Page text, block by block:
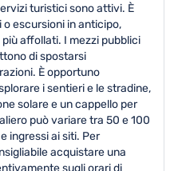
turistici sono attivi. È
escursioni in anticipo,
affollati. I mezzi pubblici
di spostarsi
È opportuno
i sentieri e le stradine,
solare e un cappello per
può variare tra 50 e 100
ingressi ai siti. Per
acquistare una
sugli orari di